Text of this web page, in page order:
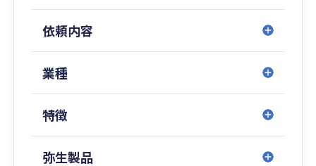
依頼内容
業種
特徴
弥生製品